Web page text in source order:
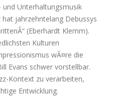
und Unterhaltungsmusik
hat jahrzehntelang Debussys
(Eberhardt Klemm).
Kulturen
wÃ¤re die
Evans schwer vorstellbar.
Kontext zu verarbeiten,
Entwicklung.